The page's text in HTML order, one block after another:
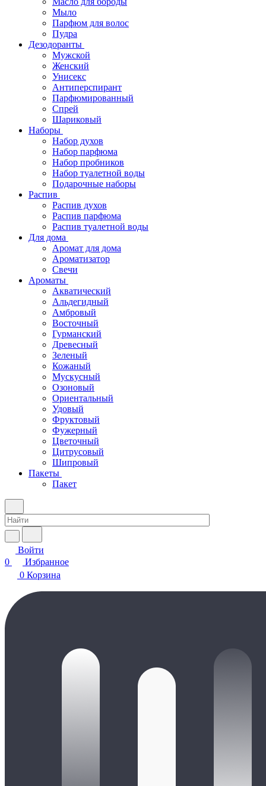
Мыло
Парфюм для волос
Пудра
Дезодоранты
Мужской
Женский
Унисекс
Антиперспирант
Парфюмированный
Спрей
Шариковый
Наборы
Набор духов
Набор парфюма
Набор пробников
Набор туалетной воды
Подарочные наборы
Распив
Распив духов
Распив парфюма
Распив туалетной воды
Для дома
Аромат для дома
Ароматизатор
Свечи
Ароматы
Акватический
Альдегидный
Амбровый
Восточный
Гурманский
Древесный
Зеленый
Кожаный
Мускусный
Озоновый
Ориентальный
Удовый
Фруктовый
Фужерный
Цветочный
Цитрусовый
Шипровый
Пакеты
Пакет
Войти
0
Избранное
0 Корзина